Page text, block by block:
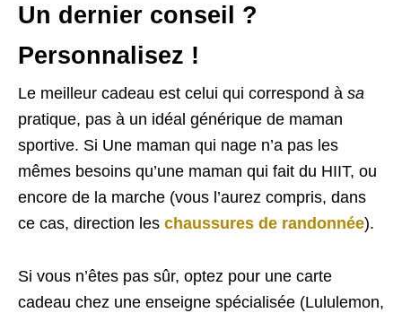
Un dernier conseil ?
Personnalisez !
Le meilleur cadeau est celui qui correspond à sa
pratique, pas à un idéal générique de maman
sportive. Si Une maman qui nage n’a pas les
mêmes besoins qu’une maman qui fait du HIIT, ou
encore de la marche (vous l’aurez compris, dans
ce cas, direction les chaussures de randonnée).
Si vous n’êtes pas sûr, optez pour une carte
cadeau chez une enseigne spécialisée (Lululemon,